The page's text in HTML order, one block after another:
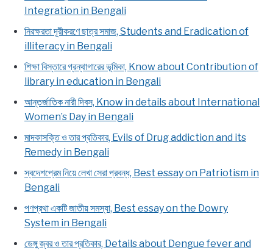
Integration in Bengali
নিরক্ষরতা দূরীকরণে ছাত্র সমাজ, Students and Eradication of
illiteracy in Bengali
শিক্ষা বিস্তারে গ্রন্থাগারের ভূমিকা, Know about Contribution of
library in education in Bengali
আন্তর্জাতিক নারী দিবস, Know in details about International
Women’s Day in Bengali
মাদকাসক্তি ও তার প্রতিকার, Evils of Drug addiction and its
Remedy in Bengali
স্বদেশপ্রেম নিয়ে লেখা সেরা প্রবন্ধ, Best essay on Patriotism in
Bengali
পণপ্রথা একটি জাতীয় সমস্যা, Best essay on the Dowry
System in Bengali
ডেঙ্গু জ্বর ও তার প্রতিকার, Details about Dengue fever and